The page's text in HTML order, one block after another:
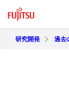
研究開発 過去